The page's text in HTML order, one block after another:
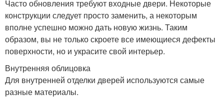
Часто обновления требуют входные двери. Некоторые
конструкции следует просто заменить, а некоторым
вполне успешно можно дать новую жизнь. Таким
образом, вы не только скроете все имеющиеся дефекты
поверхности, но и украсите свой интерьер.
Внутренняя облицовка
Для внутренней отделки дверей используются самые
разные материалы.